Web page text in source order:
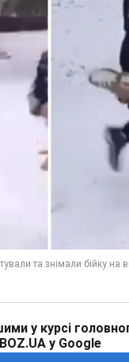
у курсі
у Google